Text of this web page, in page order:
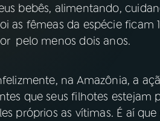
Facebook
X
bebês, alimentando,
as fêmeas da espécie ficam
pelo menos dois anos.
na Amazônia, a
que seus filhotes estejam
próprios as vítimas. É aí